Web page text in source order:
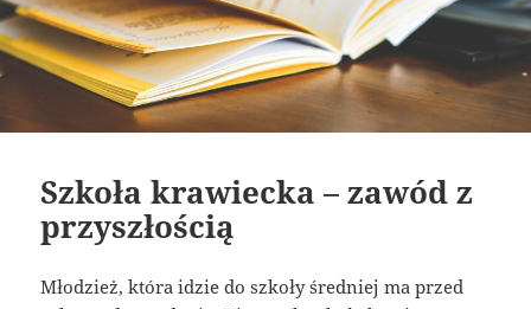
Szkoła krawiecka – zawód z
przyszłością
Młodzież, która idzie do szkoły średniej ma przed